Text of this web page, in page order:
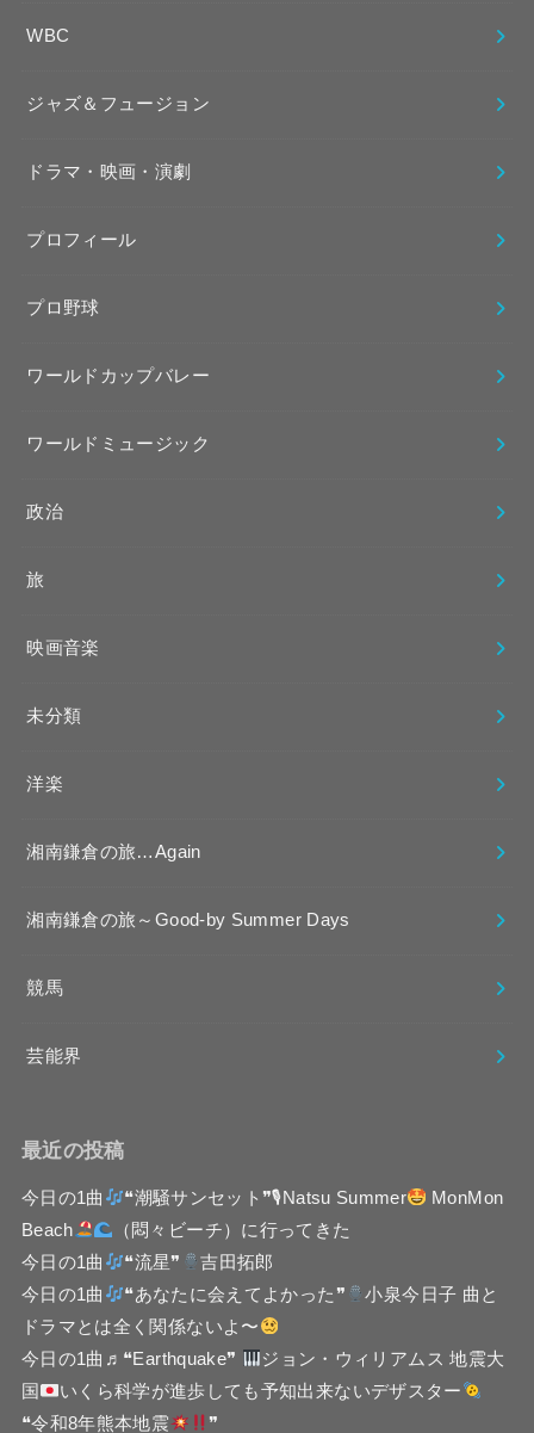
WBC
ジャズ＆フュージョン
ドラマ・映画・演劇
プロフィール
プロ野球
ワールドカップバレー
ワールドミュージック
政治
旅
映画音楽
未分類
洋楽
湘南鎌倉の旅…Again
湘南鎌倉の旅～Good-by Summer Days
競馬
芸能界
最近の投稿
今日の1曲 ❝潮騒サンセット❞🎙Natsu Summer
MonMon
Beach
（悶々ビーチ）に行ってきた
今日の1曲
❝流星❞
吉田拓郎
今日の1曲
❝あなたに会えてよかった❞
小泉今日子 曲と
ドラマとは全く関係ないよ〜
今日の1曲♬❝Earthquake❞
ジョン・ウィリアムス 地震大
国
いくら科学が進歩しても予知出来ないデザスター
❝令和8年熊本地震
❞